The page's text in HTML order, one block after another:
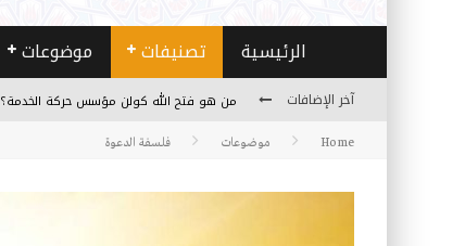
الرئيسية تصنيفات موضوعات
آخر الإضافات
من هو فتح الله كولن مؤسس حركة الخدمة؟
كيف نصل إلى أفق إنسان “هل من مزيد”؟
الأستاذ عالما عارفا حكيما
Home موضوعات فلسفة الدعوة